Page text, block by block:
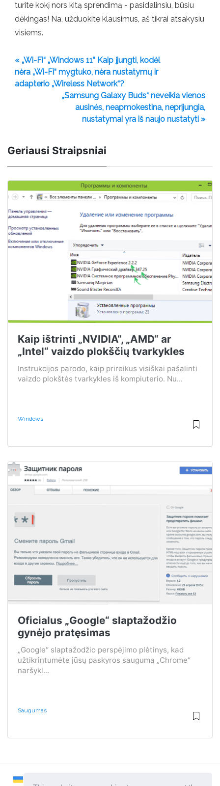
turite kokį nors kitą sprendimą - pasidalinsiu, būsiu
dėkingas! Na, užduokite klausimus, aš tikrai atsakysiu
visiems.
« „Wi-Fi“ „Windows 11“ Kaip įjungti, kodėl
nėra „Wi-Fi“ mygtuko, nėra nustatymų ir
adapterio „Wireless Network“?
„Samsung Galaxy Buds“ neveikia vienos
ausinės, neapmokestina, neprijungia,
nustatymai yra iš naujo nustatyti »
Geriausi Straipsniai
Kaip ištrinti „NVIDIA“, „AMD“ ar
„Intel“ vaizdo plokščių tvarkykles
Instrukcijos parodo, kaip prireikus visiškai pašalinti
vaizdo plokštės tvarkykles iš kompiuterio. Nu...
Windows
Oficialus „Google“ slaptažodžio
gynėjo pratęsimas
„Google“ slaptažodžio perspėjimo plėtinys, kad
užtikrintumėte jūsų paskyros saugumą „Chrome“
naršykl...
Saugumas